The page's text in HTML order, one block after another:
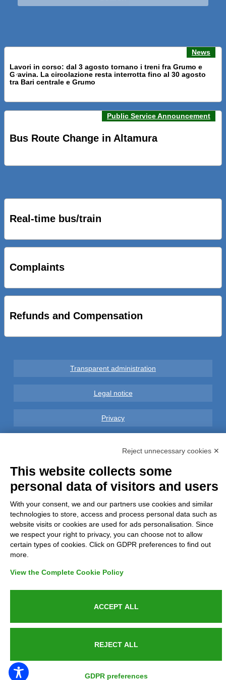
PUBLIC SERVICE ANNOUNCEMENT
News
Lavori in corso: dal 3 agosto tornano i treni fra Grumo e
Gravina. La circolazione resta interrotta fino al 30 agosto
tra Bari centrale e Grumo
PRESENTATI A BARI NUOVI SERVIZI FALMAPS E LIVECHAT.
IL TUO BUS ED IL TUO TRENO
CICLOPEDONALE FAL CONSEGNA ALLA CITTA’ LE NOVE
OPERE DEL PROGETTO
AL VIA SERVIZIO DI BIKE SHARING A POTENZA CON
VAIMOO PER UTENTI FAL SCONTI SULL’UTILIZZO DELLE
Previous news Next
Public Service Announcement
Bus Route Change in Altamura
Real-time bus/train
Complaints
Refunds and Compensation
Transparent administration
Legal notice
Privacy
Complaints
Refunds and Indemnities
Contacts
Azienda certificata UNI EN ISO 9001:2015
P.IVA 05538100727 - C.so Italia n.8 70123, BARI
Reject unnecessary cookies ✕
This website collects some
personal data of visitors and users
With your consent, we and our partners use cookies and similar
technologies to store, access and process personal data such as
website visits or cookies are used for ads personalisation. Since
we respect your right to privacy, you can choose not to allow
certain types of cookies. Click on GDPR preferences to find out
more.
View the Complete Cookie Policy
ACCEPT ALL
REJECT ALL
GDPR preferences